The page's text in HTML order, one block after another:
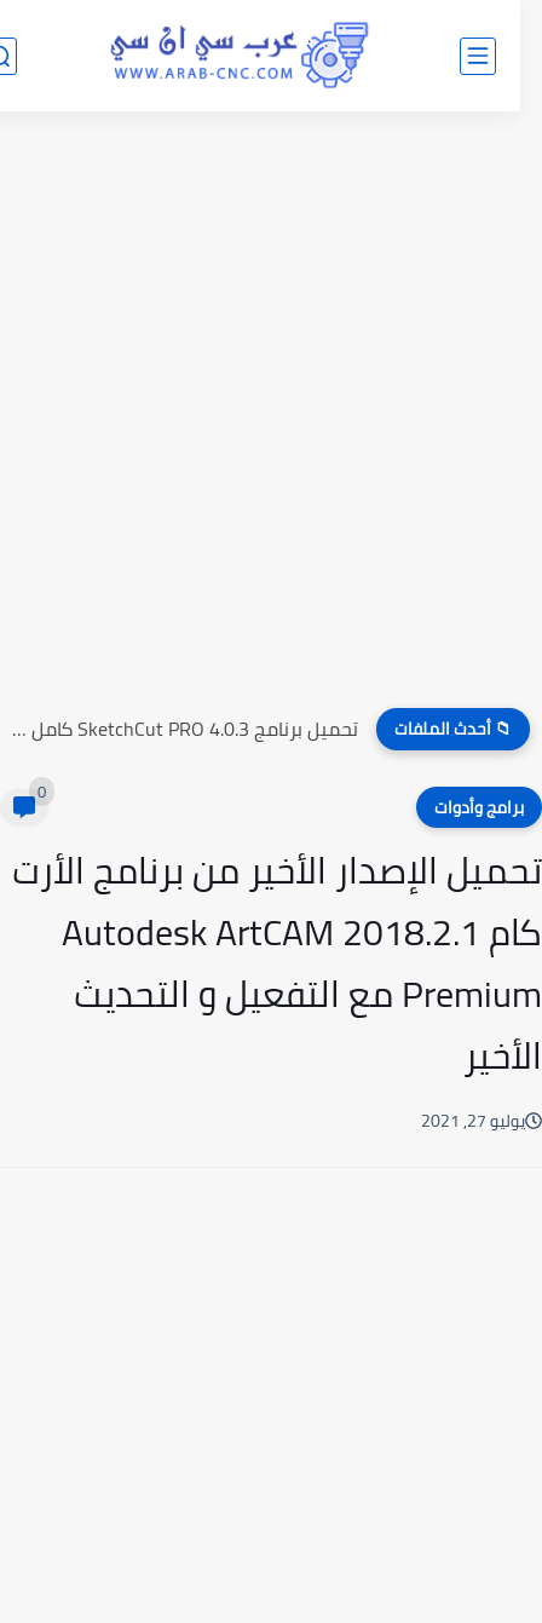
📁 أحدث الملفات تحميل برنامج SketchCut PRO 4.0.3 كامل مع التفعيل
وأدوات
الإصدار الأخير من برنامج الأرت
كام Autodesk ArtCAM 2018.2.1
Premium مع التفعيل و التحديث
27, 2021